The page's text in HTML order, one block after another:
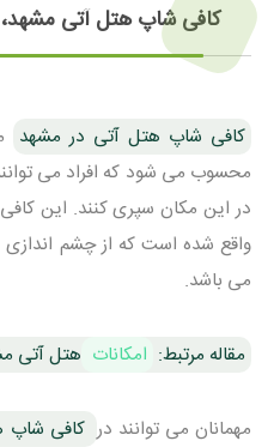
کافی شاپ هتل آتی
کافی شاپ هتل آتی در مشهد
محسوب می شود که افراد می
در این مکان سپری کنند. این
واقع شده است که از چشم اندازی
می باشد.
مقاله مرتبط: امکانات هتل آتی
مهمانان می توانند در کافی شاپ